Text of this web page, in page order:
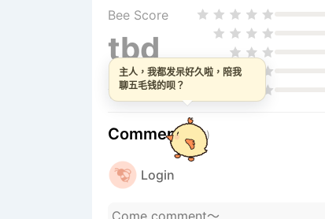
Bee Score
tbd
Comments (3)
Login
主人，我都发呆好久啦，陪我
聊五毛钱的呗？